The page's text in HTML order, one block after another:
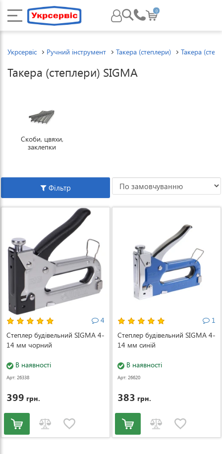
0
Укрсервіс Ручний інструмент Такера (степлери) Такера
Такера (степлери) SIGMA
Скоби, цвяхи,
заклепки
Фільтр
4
Степлер будівельний SIGMA 4-
14 мм чорний
В наявності
Арт: 26338
399 грн.
1
Степлер будівельний SIGMA 4-
14 мм синій
В наявності
Арт: 26620
383 грн.